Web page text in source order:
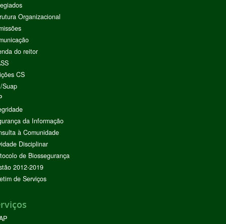
Organizacional
do reitor
CS
Suap
da Informação
à Comunidade
Disciplinar
de Biossegurança
2012-2019
de Serviços